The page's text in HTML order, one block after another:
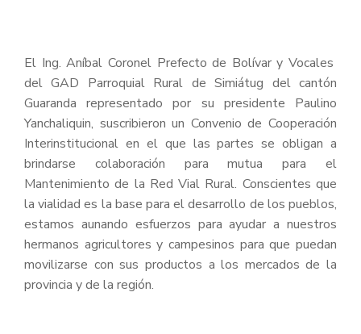
El Ing. Aníbal Coronel Prefecto de Bolívar y Vocales
del GAD Parroquial Rural de Simiátug del cantón
Guaranda representado por su presidente Paulino
Yanchaliquin, suscribieron un Convenio de Cooperación
Interinstitucional en el que las partes se obligan a
brindarse colaboración para mutua para el
Mantenimiento de la Red Vial Rural. Conscientes que
la vialidad es la base para el desarrollo de los pueblos,
estamos aunando esfuerzos para ayudar a nuestros
hermanos agricultores y campesinos para que puedan
movilizarse con sus productos a los mercados de la
provincia y de la región.